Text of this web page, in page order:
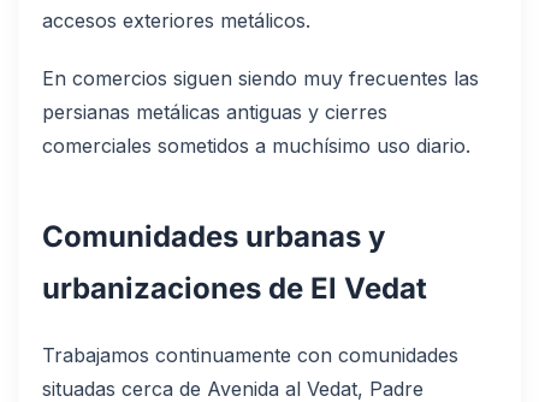
accesos exteriores metálicos.
En comercios siguen siendo muy frecuentes las
persianas metálicas antiguas y cierres
comerciales sometidos a muchísimo uso diario.
Comunidades urbanas y
urbanizaciones de El Vedat
Trabajamos continuamente con comunidades
situadas cerca de Avenida al Vedat, Padre